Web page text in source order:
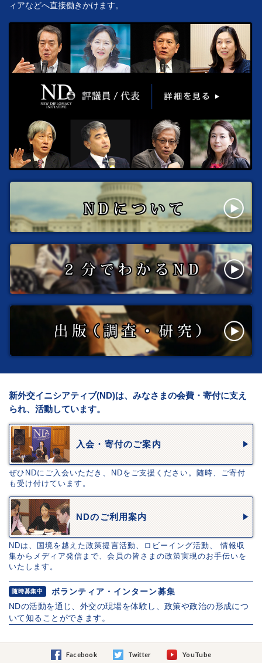
ィアなどへ直接働きかけます。
新外交イニシアティブ(ND)は、みなさまの会費・寄付に支え
られ、活動しています。
入会・寄付のご案内
ぜひNDにご入会いただき、NDをご支援ください。随時、ご寄付
も受け付けています。
NDのご利用案内
NDは、国境を越えた政策提言活動、ロビーイング活動、 情報収
集からメディア発信まで、会員の皆さまの政策実現のお手伝いを
いたします。
随時募集中
ボランティア・インターン募集
NDの活動を通じ、外交の現場を体験し、政策や政治の形成につ
いて知ることができます。
Facebook Twitter YouTube